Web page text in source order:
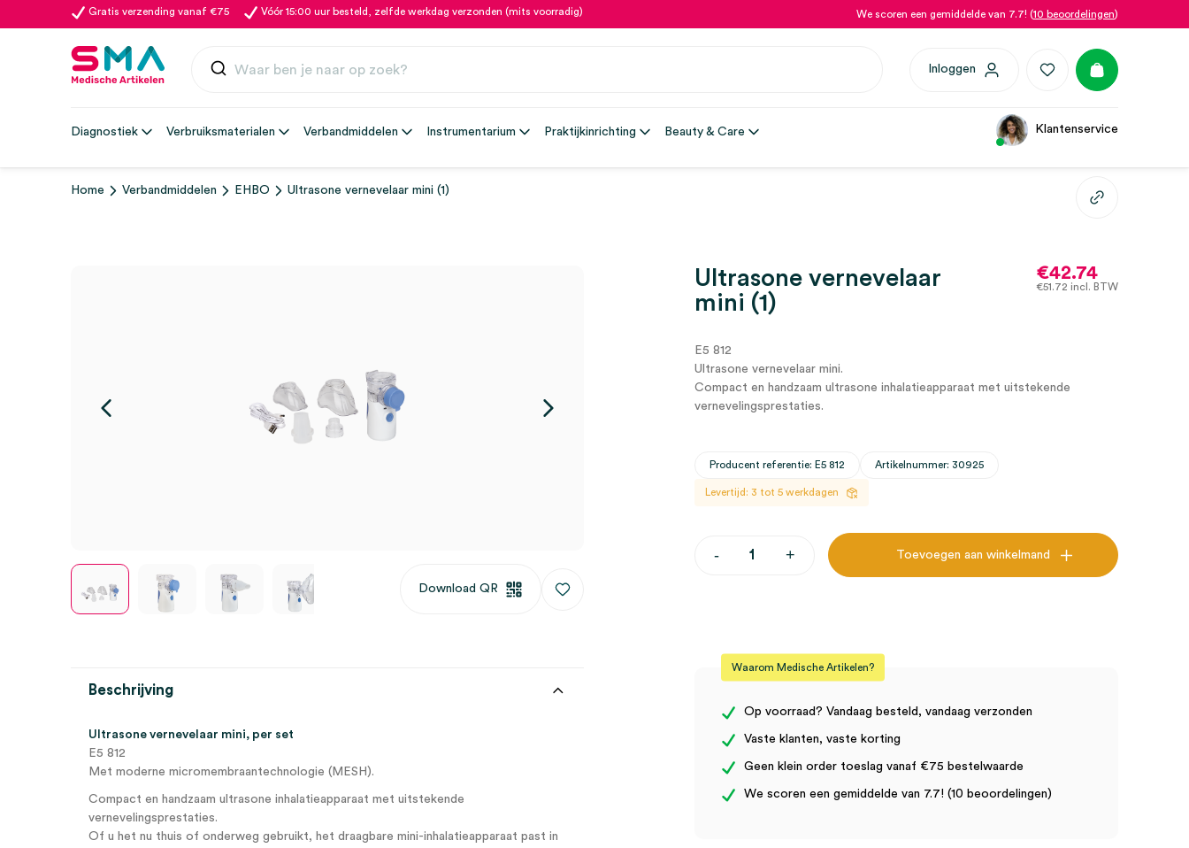
Gratis verzending vanaf €75 Vóór 15:00 uur besteld, zelfde werkdag verzonden (mits voorradig) We scoren een gemiddelde van 7.7! (10 beoordelingen)
Inloggen
Diagnostiek Verbruiksmaterialen Verbandmiddelen Instrumentarium Praktijkinrichting Beauty & Care Klantenservice
Home Verbandmiddelen EHBO Ultrasone vernevelaar mini (1)
Download QR
Ultrasone vernevelaar
mini (1)
€42.74
€51.72 incl. BTW
E5 812
Ultrasone vernevelaar mini.
Compact en handzaam ultrasone inhalatieapparaat met uitstekende
vernevelingsprestaties.
Producent referentie: E5 812 Artikelnummer: 30925
Levertijd: 3 tot 5 werkdagen
-Ultrasone
+ Toevoegen aan winkelmand
Beschrijving
Ultrasone vernevelaar mini, per set
E5 812
Met moderne micromembraantechnologie (MESH).
Compact en handzaam ultrasone inhalatieapparaat met uitstekende
vernevelingsprestaties.
Of u het nu thuis of onderweg gebruikt, het draagbare mini-inhalatieapparaat past in
Waarom Medische Artikelen?
Op voorraad? Vandaag besteld, vandaag verzonden
Vaste klanten, vaste korting
Geen klein order toeslag vanaf €75 bestelwaarde
We scoren een gemiddelde van 7.7! (10 beoordelingen)